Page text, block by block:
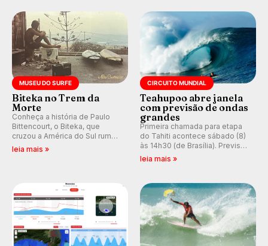
prática em esporte e indústria.
MUSEU DO SURFE
Biteka no Trem da
Morte
Conheça a história de Paulo
Bittencourt, o Biteka, que
cruzou a América do Sul rumo
ao Pacífico em uma jornada
leia mais »
CIRCUITO MUNDIAL
Teahupoo abre janela
com previsão de ondas
grandes
Primeira chamada para etapa
do Tahiti acontece sábado (8)
às 14h30 (de Brasília). Previsão
indica swell consistente.
Kelly Slater convidado.
leia mais »